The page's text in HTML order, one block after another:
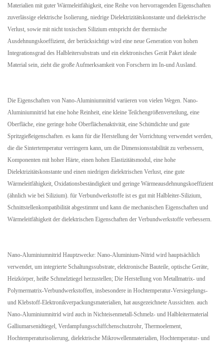
Materialien mit guter Wärmeleitfähigkeit, eine Reihe von hervorragenden Eigenschaften
zuverlässige elektrische Isolierung, niedrige Dielektrizitätskonstante und dielektrische
Verlust, sowie mit nicht toxischen Silizium entspricht der thermische
Ausdehnungskoeffizient, der berücksichtigt wird eine neue Generation von hohen
Integrationsgrad des Halbleitersubstrats und ein elektronisches Gerät Paket ideale
Material sein, zieht die große Aufmerksamkeit von Forschern im In-und Ausland.
Die Eigenschaften von Nano-Aluminiumnitrid variieren von vielen Wegen. Nano-
Aluminiumnitrid hat eine hohe Reinheit, eine kleine Teilchengrößenverteilung, eine
Oberfläche, eine geringe hohe Oberflächenaktivität, eine Schüttdichte und gute
Spritzgießeigenschaften. es kann für die Herstellung der Vorrichtung verwendet werden,
die die Sintertemperatur verringern kann, um die Dimensionsstabilität zu verbessern,
Komponenten mit hoher Härte, einen hohen Elastizitätsmodul, eine hohe
Dielektrizitätskonstante und einen niedrigen dielektrischen Verlust, eine gute
Wärmeleitfähigkeit, Oxidationsbeständigkeit und geringe Wärmeausdehnungskoeffizient
(ähnlich wie bei Silizium). für Verbundwerkstoffe ist es gut mit Halbleiter-Silizium,
Schnittstellenkompatibilität abgestimmt und kann die mechanischen Eigenschaften und
Wärmeleitfähigkeit der dielektrischen Eigenschaften der Verbundwerkstoffe verbessern.
Nano-Aluminiumnitrid Hauptzwecke: Nano-Aluminium-Nitrid wird hauptsächlich
verwendet, um integrierte Schaltungssubstrate, elektronische Bauteile, optische Geräte,
Heizkörper, heiße Schmelztiegel herzustellen; Die Herstellung von Metallmatrix- und
Polymermatrix-Verbundwerkstoffen, insbesondere in Hochtemperatur-Versiegelungs-
und Klebstoff-Elektronikverpackungsmaterialien, hat ausgezeichnete Aussichten. auch
Nano-Aluminiumnitrid wird auch in Nichteisenmetall-Schmelz- und Halbleitermaterial
Galliumarsenidtiegel, Verdampfungsschiffchenschutzrohr, Thermoelement,
Hochtemperaturisolierung, dielektrische Mikrowellenmaterialien, Hochtemperatur- und